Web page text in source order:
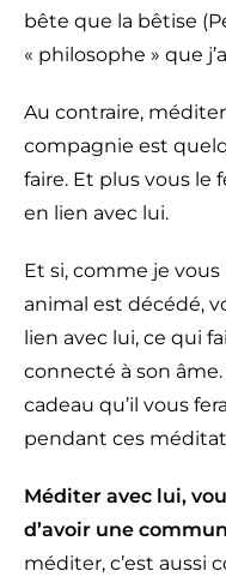
bête que la bêtise
« philosophe » que
Au contraire,
compagnie est
faire. Et plus vous le
en lien avec lui.
Et si, comme je
animal est décédé,
lien avec lui, ce qui
connecté à son
cadeau qu’il vous
pendant ces
Méditer avec lui,
d’avoir une
méditer, c’est aussi